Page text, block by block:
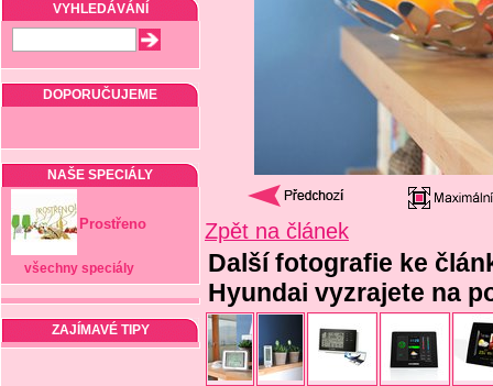
VYHLEDÁVÁNÍ
DOPORUČUJEME
NAŠE SPECIÁLY
Prostřeno
všechny speciály
ZAJÍMAVÉ TIPY
Zpět na článek
Další fotografie ke
Hyundai vyzrajete na